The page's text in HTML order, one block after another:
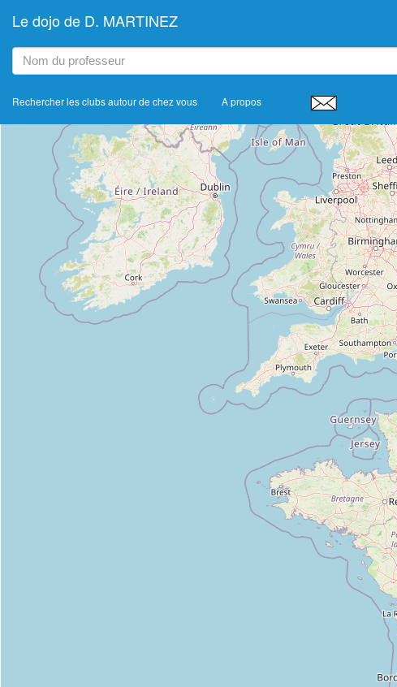
Le dojo de D. MARTINEZ
Rechercher les clubs autour de chez vous A propos
−